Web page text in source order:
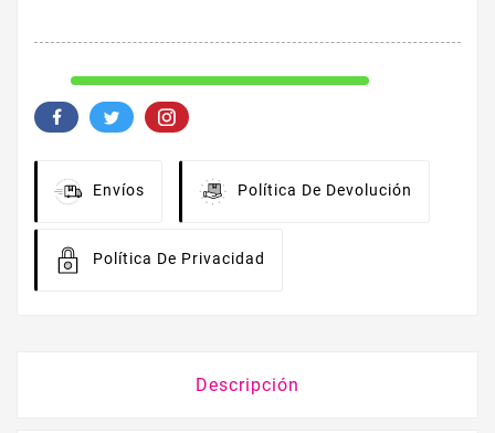
Envíos Política De Devolución
Política De Privacidad
Descripción